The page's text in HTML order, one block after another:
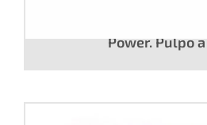
Power. Pulpo